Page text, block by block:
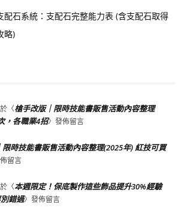
配石系統：支配石完整能力表 (含支配石取得
略)
〈槍手改版｜限時技能書販售活動內容整理
，各職業4招〉發佈留言
限時技能書販售活動內容整理(2025年) 紅技可買
留言
〈本週限定！保底製作這些飾品提升30%經驗
錯過〉發佈留言